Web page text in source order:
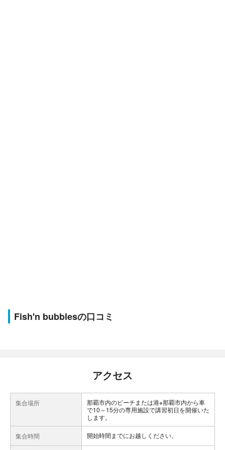
Fish'n bubblesの口コミ
アクセス
集合場所
那覇市内のビーチまたは港※那覇市内から車
で10～15分の専用施設で講習初日を開催いた
します。
集合時間 開始時間までにお越しください。